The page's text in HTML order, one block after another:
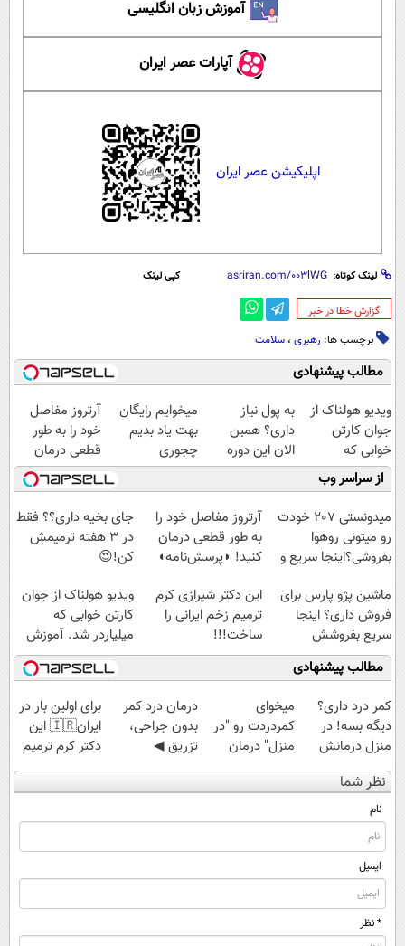
آموزش زبان انگلیسی
آپارات عصر ایران
اپلیکیشن عصر ایران
لینک کوتاه: کپی لینک
‌گزارش خطا در خبر
برچسب ها: رهبری ، سلامت
مطالب پیشنهادی
ویدیو هولناک از
جوان کارتن
خوابی که
میلیاردر شد.
آموزش رایگان
به پول نیاز
داری؟ همین
الان این دوره
رایگان رو شرکت
کن تا دیر نشده!
میخوایم رایگان
بهت یاد بدیم
چجوری
پولدارشی! باور
نداری امتحانش
مجانیه
آرتروز مفاصل
خود را به طور
قطعی درمان
کنید!
◗پرسش‌نامه◖
از سراسر وب
میدونستی 207 خودت
رو میتونی روهوا
بفروشی؟اینجا سریع و
آرتروز مفاصل خود را
به طور قطعی درمان
کنید! ◗پرسش‌نامه◖
جای بخیه داری؟؟ فقط
در 3 هفته ترمیمش
کن!😍
ماشین پژو پارس برای
فروش داری؟ اینجا
سریع بفروشش
این دکتر شیرازی کرم
ترمیم زخم ایرانی را
ساخت!!!
ویدیو هولناک از جوان
کارتن خوابی که
میلیاردر شد. آموزش
رایگان
مطالب پیشنهادی
کمر درد داری؟
دیگه بسه! در
منزل درمانش
کن
(◀پرسش‌نامه)
میخوای
کمردردت رو "در
منزل" درمان
کنی؟ (◂فیلم +
◂پرسش‌نامه)
درمان درد کمر
بدون جراحی،
تزریق ◀
پرسش‌نامه رو پر
کن ▶
برای اولین بار در
ایران🇮🇷 این
دکتر کرم ترمیم
کننده 23 روزه
ساخت!
نظر شما
نام
ایمیل
* نظر